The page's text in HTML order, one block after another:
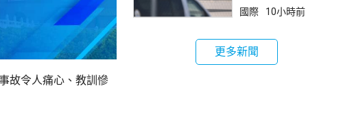
故令人痛心、教訓慘
國際 10小時前
更多新聞